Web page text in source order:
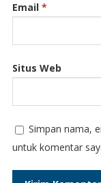
Email *
Situs Web
Simpan nama,
untuk komentar